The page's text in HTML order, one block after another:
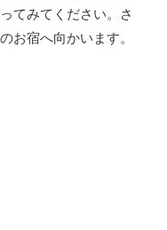
てみてください。さ
お宿へ向かいます。